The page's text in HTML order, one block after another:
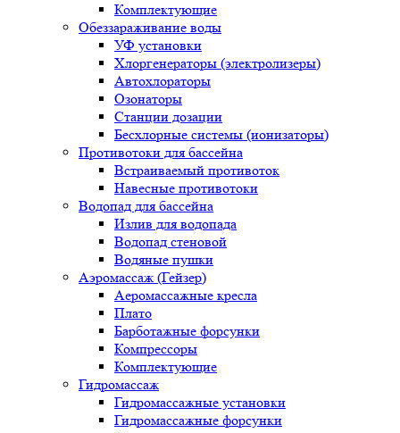
Комплектующие
Обеззараживание воды
УФ установки
Хлоргенераторы (электролизеры)
Автохлораторы
Озонаторы
Станции дозации
Бесхлорные системы (ионизаторы)
Противотоки для бассейна
Встраиваемый противоток
Навесные противотоки
Водопад для бассейна
Излив для водопада
Водопад стеновой
Водяные пушки
Аэромассаж (Гейзер)
Аеромассажные кресла
Плато
Барботажные форсунки
Компрессоры
Комплектующие
Гидромассаж
Гидромассажные установки
Гидромассажные форсунки